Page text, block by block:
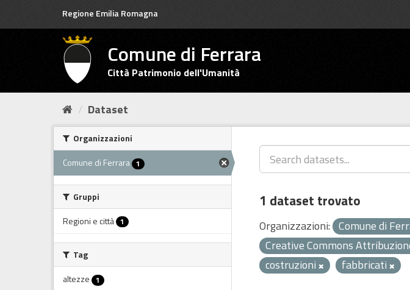
Regione Emilia Romagna
Comune di Ferrara
Città Patrimonio dell'Umanità
Dataset
Organizzazioni
Comune di Ferrara 1
Gruppi
Regioni e città 1
Tag
altezze 1
1 dataset trovato
Organizzazioni: Comune di
Creative Commons
costruzioni
fabbricati